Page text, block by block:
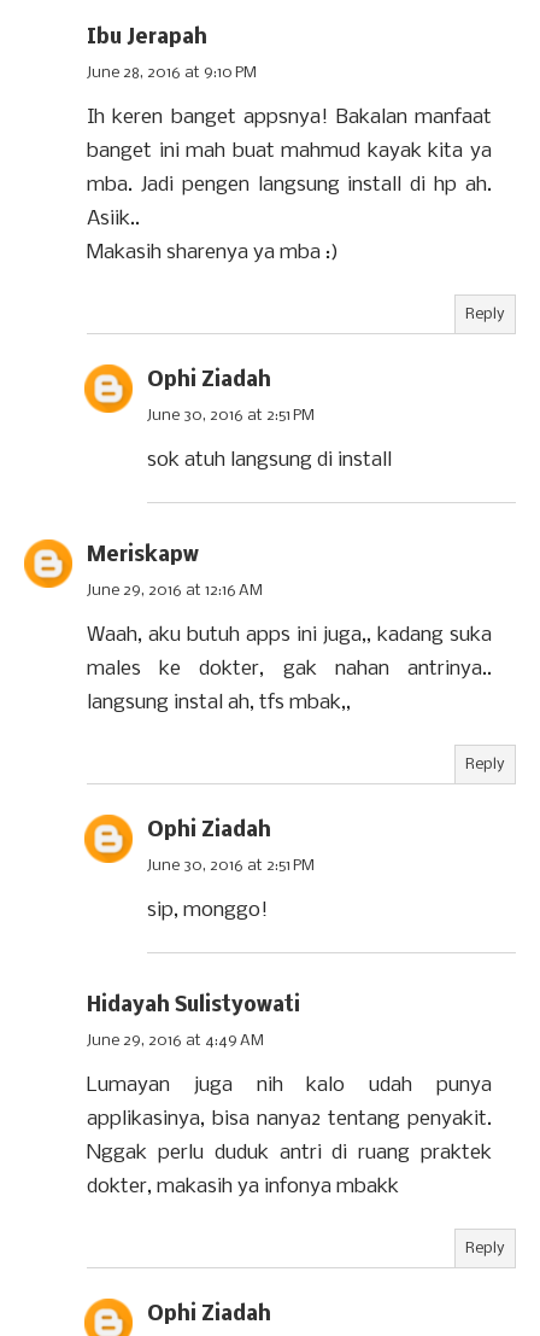
Ibu Jerapah
June 28, 2016 at 9:10 PM
Ih keren banget appsnya! Bakalan manfaat
banget ini mah buat mahmud kayak kita ya
mba. Jadi pengen langsung install di hp ah.
Asiik..
Makasih sharenya ya mba :)
Reply
Ophi Ziadah
June 30, 2016 at 2:51 PM
sok atuh langsung di install
Meriskapw
June 29, 2016 at 12:16 AM
Waah, aku butuh apps ini juga,, kadang suka
males ke dokter, gak nahan antrinya..
langsung instal ah, tfs mbak,,
Reply
Ophi Ziadah
June 30, 2016 at 2:51 PM
sip, monggo!
Hidayah Sulistyowati
June 29, 2016 at 4:49 AM
Lumayan juga nih kalo udah punya
applikasinya, bisa nanya2 tentang penyakit.
Nggak perlu duduk antri di ruang praktek
dokter, makasih ya infonya mbakk
Reply
Ophi Ziadah